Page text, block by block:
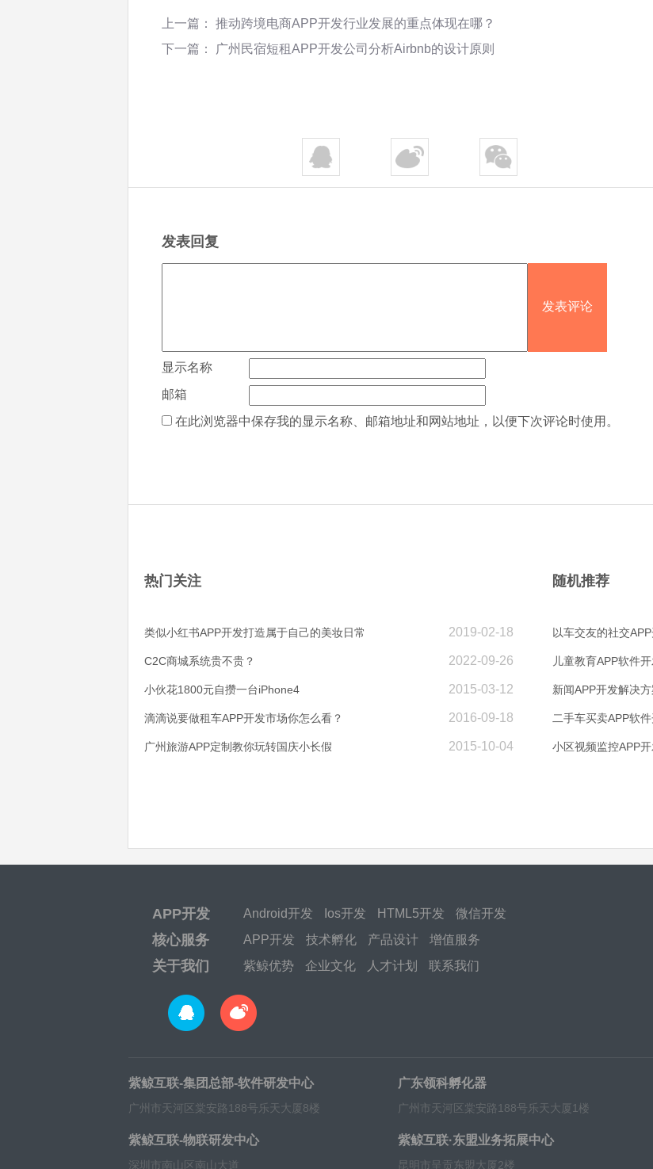
上一篇： 推动跨境电商APP开发行业发展的重点体现在哪？
下一篇：
广州民宿短租APP开发公司分析Airbnb的设计原则
发表回复
显示名称
邮箱
在此浏览器中保存我的显示名称、邮箱地址和网站地址，以便下次评论时使用。
热门关注
2019-02-18
类似小红书APP开发打造属于自己的美妆日常
2022-09-26
C2C商城系统贵不贵？
2015-03-12
小伙花1800元自攒一台iPhone4
2016-09-18
滴滴说要做租车APP开发市场你怎么看？
2015-10-04
广州旅游APP定制教你玩转国庆小长假
随机推荐
以车交友的社交
儿童教育APP软件
新闻APP开发解决
二手车买卖APP软
小区视频监控APP
APP开发 Android开发 Ios开发 HTML5开发 微信开发
核心服务 APP开发 技术孵化 产品设计 增值服务
关于我们 紫鲸优势 企业文化 人才计划 联系我们
紫鲸互联-集团总部-软件研发中心
广州市天河区棠安路188号乐天大厦8楼
广东领科孵化器
广州市天河区棠安路188号乐天大厦1楼
紫鲸互联-物联研发中心
深圳市南山区南山大道
紫鲸互联·东盟业务拓展中心
昆明市呈贡东盟大厦2楼